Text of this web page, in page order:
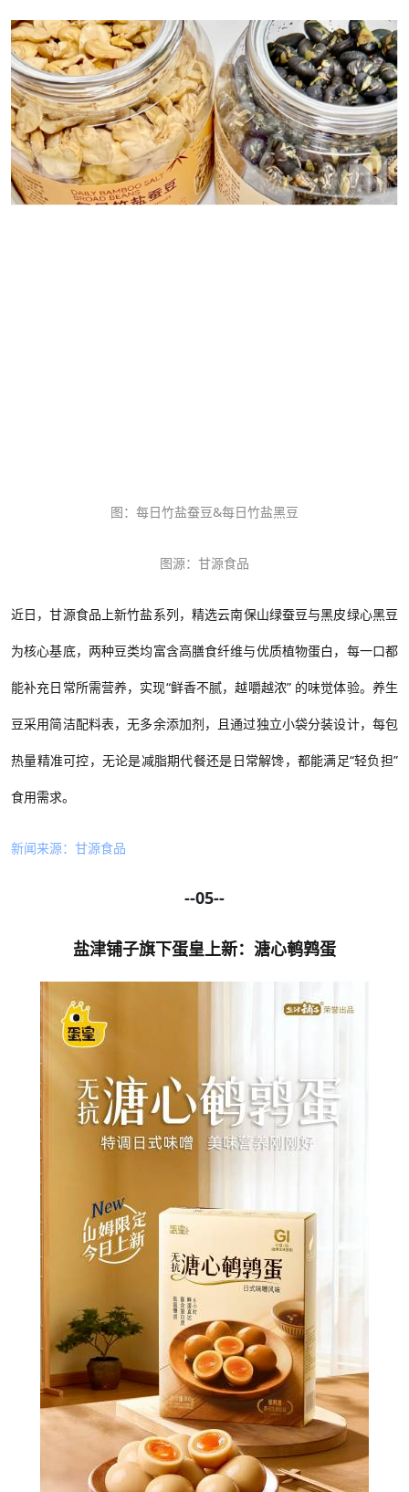
图：每日竹盐蚕豆&每日竹盐黑豆
图源：甘源食品
近日，甘源食品上新竹盐系列， 精选云南保山绿蚕豆与黑皮绿心黑豆
为核心基底， 两种豆类均富含高膳食纤维与优质植物蛋白，每一口都
能补充日常所需营养， 实现“鲜香不腻，越嚼越浓” 的味觉体验。 养生
豆采用简洁配料表，无多余添加剂，且通过独立小袋分装设计，每包
热量精准可控，无论是减脂期代餐还是日常解馋，都能满足“轻负担”
食用需求。
新闻来源：甘源食品
--05--
盐津铺子旗下蛋皇上新：溏心鹌鹑蛋